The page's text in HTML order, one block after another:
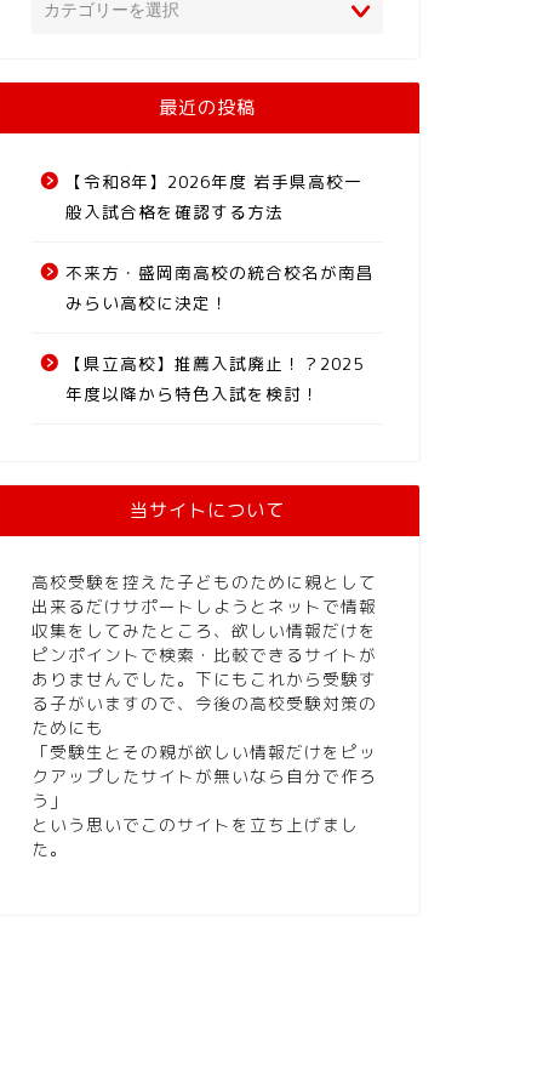
最近の投稿
【令和8年】2026年度 岩手県高校一
般入試合格を確認する方法
不来方・盛岡南高校の統合校名が南昌
みらい高校に決定！
【県立高校】推薦入試廃止！？2025
年度以降から特色入試を検討！
当サイトについて
高校受験を控えた子どものために親として
出来るだけサポートしようとネットで情報
収集をしてみたところ、欲しい情報だけを
ピンポイントで検索・比較できるサイトが
ありませんでした。下にもこれから受験す
る子がいますので、今後の高校受験対策の
ためにも
「受験生とその親が欲しい情報だけをピッ
クアップしたサイトが無いなら自分で作ろ
う」
という思いでこのサイトを立ち上げまし
た。